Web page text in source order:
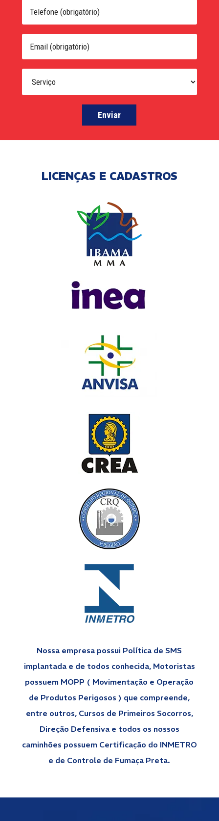
LICENÇAS E CADASTROS
Nossa empresa possui Política de SMS
implantada e de todos conhecida, Motoristas
possuem MOPP ( Movimentação e Operação
de Produtos Perigosos ) que compreende,
entre outros, Cursos de Primeiros Socorros,
Direção Defensiva e todos os nossos
caminhões possuem Certificação do INMETRO
e de Controle de Fumaça Preta.